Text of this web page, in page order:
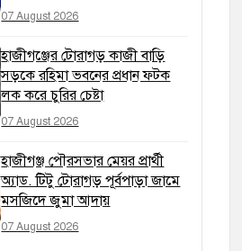
07 August 2026
হাজীগঞ্জের টোরাগড় কাজী বাড়ি
সড়কে রহিমা ভবনের প্রধান ফটক
লক করে চুরির চেষ্টা
07 August 2026
হাজীগঞ্জ পৌরসভার মেয়র প্রার্থী
অ্যাড. টিটু টোরাগড় পূর্বপাড়া জামে
মসজিদে জুমা আদায়
07 August 2026